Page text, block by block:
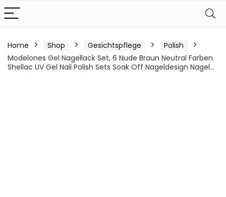
Home Shop Gesichtspflege
Polish
Modelones Gel Nagellack Set, 6 Nude Braun Neutral Farben
Shellac UV Gel Nail Polish Sets Soak Off Nageldesign Nagel…